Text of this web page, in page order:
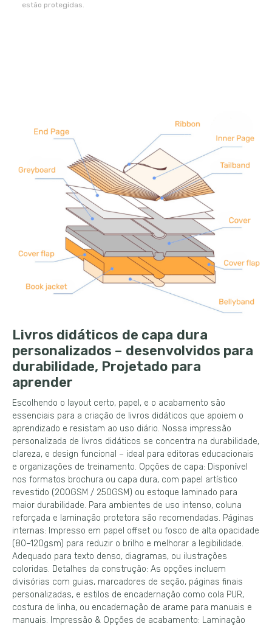
estão protegidas.
Livros didáticos de capa dura
personalizados – desenvolvidos para
durabilidade, Projetado para
aprender
Escolhendo o layout certo, papel, e o acabamento são
essenciais para a criação de livros didáticos que apoiem o
aprendizado e resistam ao uso diário. Nossa impressão
personalizada de livros didáticos se concentra na durabilidade,
clareza, e design funcional – ideal para editoras educacionais
e organizações de treinamento. Opções de capa: Disponível
nos formatos brochura ou capa dura, com papel artístico
revestido (200GSM / 250GSM) ou estoque laminado para
maior durabilidade. Para ambientes de uso intenso, coluna
reforçada e laminação protetora são recomendadas. Páginas
internas: Impresso em papel offset ou fosco de alta opacidade
(80–120gsm) para reduzir o brilho e melhorar a legibilidade.
Adequado para texto denso, diagramas, ou ilustrações
coloridas. Detalhes da construção: As opções incluem
divisórias com guias, marcadores de seção, páginas finais
personalizadas, e estilos de encadernação como cola PUR,
costura de linha, ou encadernação de arame para manuais e
manuais. Impressão & Opções de acabamento: Laminação